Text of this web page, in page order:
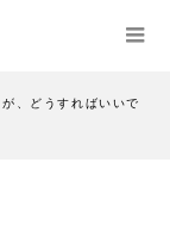
、どうすればいいで